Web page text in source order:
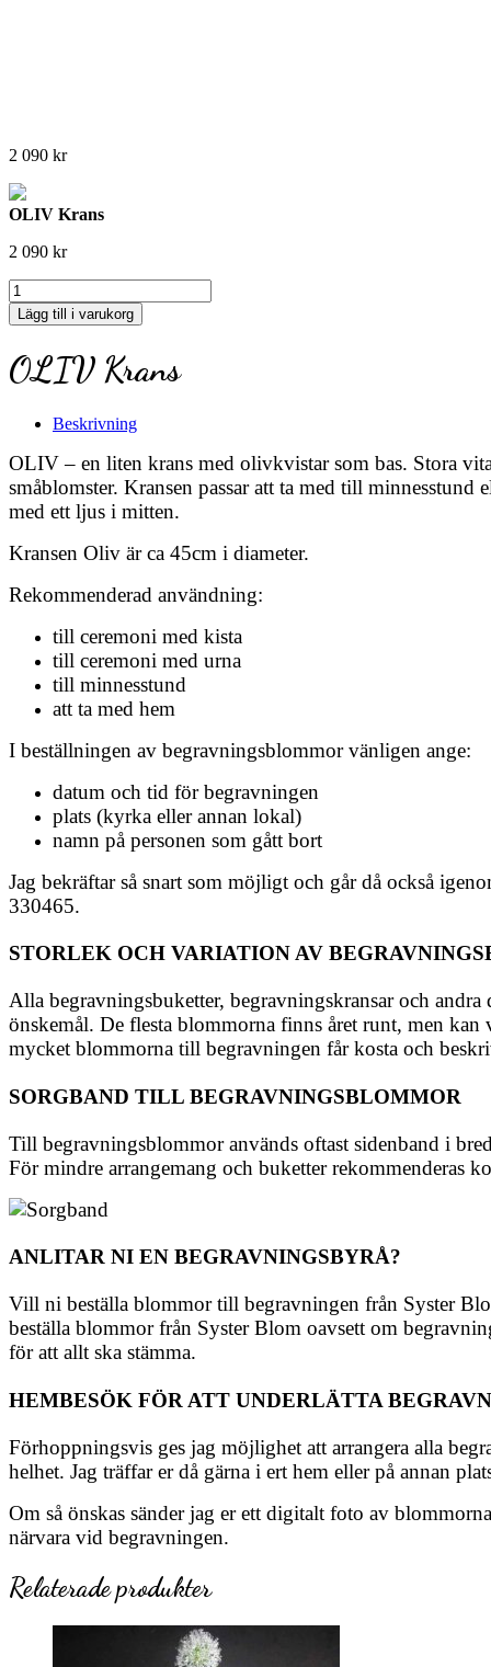
2 090 kr
OLIV Krans
2 090 kr
OLIV
Krans
mängd
Lägg till i varukorg
OLIV Krans
Beskrivning
OLIV – en liten krans med olivkvistar som bas. Stora
småblomster. Kransen passar att ta med till
med ett ljus i mitten.
Kransen Oliv är ca 45cm i diameter.
Rekommenderad användning:
till ceremoni med kista
till ceremoni med urna
till minnesstund
att ta med hem
I beställningen av begravningsblommor vänligen ange:
datum och tid för begravningen
plats (kyrka eller annan lokal)
namn på personen som gått bort
Jag bekräftar så snart som möjligt och går då också
330465.
STORLEK OCH VARIATION AV
Alla begravningsbuketter, begravningskransar och
önskemål. De flesta blommorna finns året runt, men
mycket blommorna till begravningen får kosta och
SORGBAND TILL BEGRAVNINGSBLOMMOR
Till begravningsblommor används oftast sidenband i
För mindre arrangemang och buketter rekommenderas
ANLITAR NI EN BEGRAVNINGSBYRÅ?
Vill ni beställa blommor till begravningen från Syster
beställa blommor från Syster Blom oavsett om
för att allt ska stämma.
HEMBESÖK FÖR ATT UNDERLÄTTA
Förhoppningsvis ges jag möjlighet att arrangera alla
helhet. Jag träffar er då gärna i ert hem eller på annan
Om så önskas sänder jag er ett digitalt foto av
närvara vid begravningen.
Relaterade produkter